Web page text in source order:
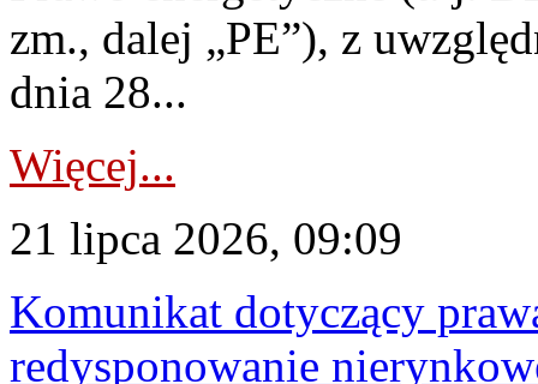
zm., dalej „PE”), z
dnia 28...
Więcej...
21 lipca 2026, 09:09
Komunikat dotyczący
redysponowanie